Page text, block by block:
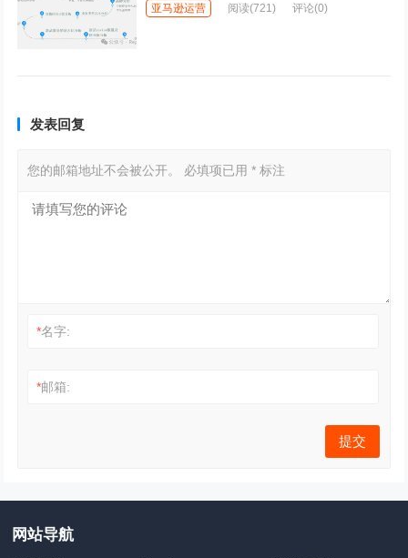
亚马逊运营 阅读(721) 评论(0)
发表回复
您的邮箱地址不会被公开。 必填项已用* 标注
*名字:
*邮箱:
网站导航